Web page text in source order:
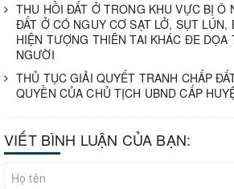
THU HỒI ĐẤT Ở TRONG KHU VỰC BỊ Ô
ĐẤT Ở CÓ NGUY CƠ SẠT LỞ, SỤT LÚN,
HIỆN TƯỢNG THIÊN TAI KHÁC ĐE DỌA
NGƯỜI
THỦ TỤC GIẢI QUYẾT TRANH CHẤP
QUYỀN CỦA CHỦ TỊCH UBND CẤP
VIẾT BÌNH LUẬN CỦA BẠN: